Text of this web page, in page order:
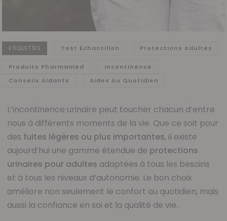
ETIQUETTES Test Échantillon Protections Adultes
Produits Pharmamed
Incontinence
Conseils Aidants
Aides Au Quotidien
L’incontinence urinaire peut toucher chacun d’entre
nous à différents moments de la vie. Que ce soit pour
des fuites légères ou plus importantes, il existe
aujourd’hui une gamme étendue de protections
urinaires pour adultes adaptées à tous les besoins
et à tous les niveaux d’autonomie. Le bon choix
améliore non seulement le confort au quotidien, mais
aussi la confiance en soi et la qualité de vie.